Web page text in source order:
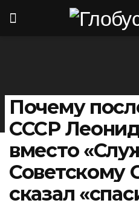
Почему
СССР
вместо
Советскому
сказал